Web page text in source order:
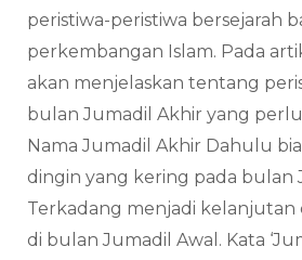
peristiwa-peristiwa bersejarah
perkembangan Islam. Pada
akan menjelaskan tentang
bulan Jumadil Akhir yang
Nama Jumadil Akhir Dahulu
dingin yang kering pada bulan
Terkadang menjadi kelanjutan
di bulan Jumadil Awal. Kata